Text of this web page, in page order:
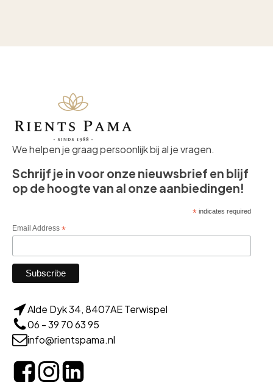
We helpen je graag persoonlijk bij al je vragen.
Schrijf je in voor onze nieuwsbrief en blijf
op de hoogte van al onze aanbiedingen!
*indicates required
Email Address *
Alde Dyk 34, 8407AE Terwispel
06 - 39 70 63 95
info@rientspama.nl